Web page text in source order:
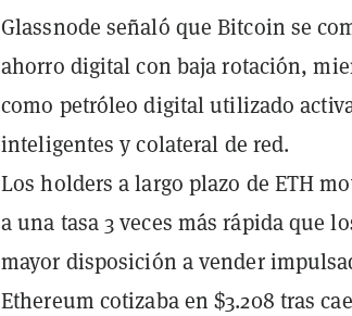
Glassnode señaló que Bitcoin se
ahorro digital con baja rotación,
como petróleo digital utilizado
inteligentes y colateral de red.
Los holders a largo plazo de ETH
a una tasa 3 veces más rápida que
mayor disposición a vender
Ethereum cotizaba en $3.208 tras